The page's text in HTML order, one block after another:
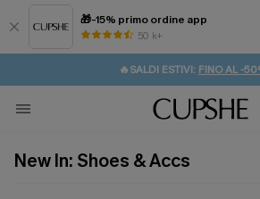
🎁-15% primo ordine app
50 k+
⚡️-15% SUGLI ESSENZIALI DA
🔥SALDI ESTIVI: FINO AL -
🚚SPEDIZIONE GRATUITA
💌REGALO PER I NUOVI: 20% DI
New In: Shoes & Accs